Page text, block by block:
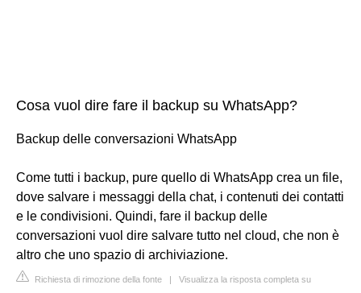
Cosa vuol dire fare il backup su WhatsApp?
Backup delle conversazioni WhatsApp
Come tutti i backup, pure quello di WhatsApp crea un file,
dove salvare i messaggi della chat, i contenuti dei contatti
e le condivisioni. Quindi, fare il backup delle
conversazioni vuol dire salvare tutto nel cloud, che non è
altro che uno spazio di archiviazione.
Richiesta di rimozione della fonte | Visualizza la risposta completa su